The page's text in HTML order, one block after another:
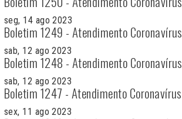
seg, 14 ago 2023
Boletim 1249 - Atendimento Coronavírus
sab, 12 ago 2023
Boletim 1248 - Atendimento Coronavírus
sab, 12 ago 2023
Boletim 1247 - Atendimento Coronavírus
sex, 11 ago 2023